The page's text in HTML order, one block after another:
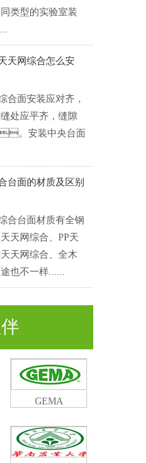
类型的实验室装
网综合怎么安
安装应对齐，
处应平齐，缝隙
。安装中央台面
面的材质及区别
台面材质有全钢
天网综合、PP天
天网综合、全木
途也不一样......
GEMA